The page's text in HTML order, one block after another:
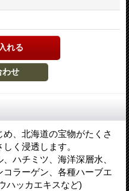
、北海道の宝物がたくさ
く浸透します。
ハチミツ、海洋深層水、
ラーゲン、各種ハーブエ
ハッカエキスなど)